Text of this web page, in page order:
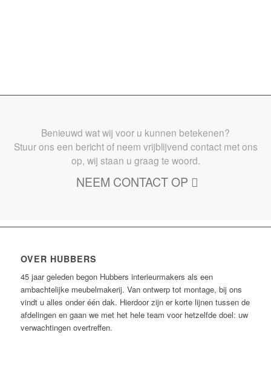
Benieuwd wat wij voor u kunnen betekenen?
Stuur ons een bericht of neem vrijblijvend contact met ons
op, wij staan u graag te woord.
NEEM CONTACT OP
OVER HUBBERS
45 jaar geleden begon Hubbers interieurmakers als een
ambachtelijke meubelmakerij. Van ontwerp tot montage, bij ons
vindt u alles onder één dak. Hierdoor zijn er korte lijnen tussen de
afdelingen en gaan we met het hele team voor hetzelfde doel: uw
verwachtingen overtreffen.